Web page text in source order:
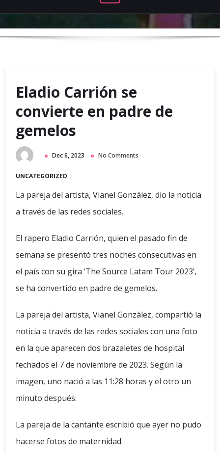
Eladio Carrión se
convierte en padre de
gemelos
Dec 6, 2023 No Comments
UNCATEGORIZED
La pareja del artista, Vianel González, dio la noticia
a través de las redes sociales.
El rapero Eladio Carrión, quien el pasado fin de
semana se presentó tres noches consecutivas en
el país con su gira ‘The Source Latam Tour 2023’,
se ha convertido en padre de gemelos.
La pareja del artista, Vianel González, compartió la
noticia a través de las redes sociales con una foto
en la que aparecen dos brazaletes de hospital
fechados el 7 de noviembre de 2023. Según la
imagen, uno nació a las 11:28 horas y el otro un
minuto después.
La pareja de la cantante escribió que ayer no pudo
hacerse fotos de maternidad.